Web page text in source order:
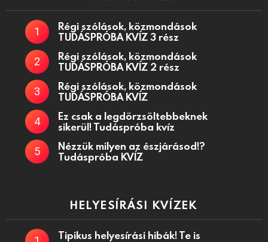
Régi szólások, közmondások
TUDÁSPRÓBA KVÍZ 3 rész
Régi szólások, közmondások
TUDÁSPRÓBA KVÍZ 2 rész
Régi szólások, közmondások
TUDÁSPRÓBA KVÍZ
Ez csak a legdörzsöltebbeknek
sikerül! Tudáspróba kvíz
Nézzük milyen az észjárásod!?
Tudáspróba KVÍZ
HELYESÍRÁSI KVÍZEK
Tipikus helyesírási hibák! Te is